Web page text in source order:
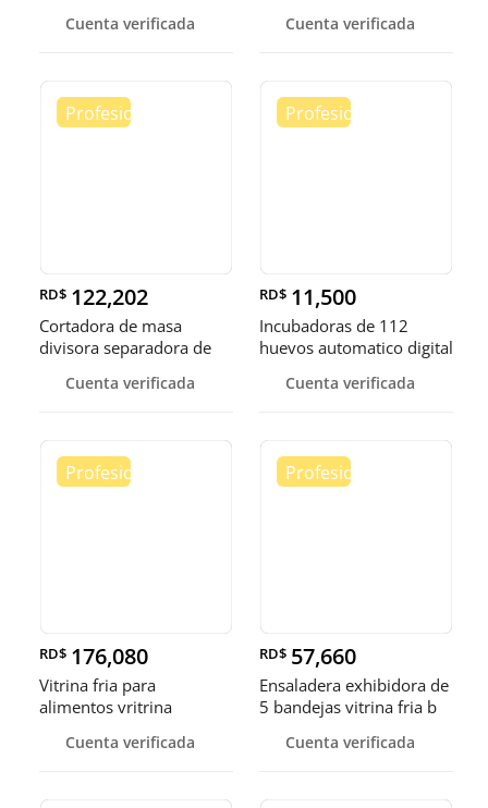
Cuenta verificada Cuenta verificada
RD$ 122,202
Cortadora de masa
divisora separadora de
Cuenta verificada
RD$ 11,500
Incubadoras de 112
huevos automatico digital
Cuenta verificada
RD$ 176,080
Vitrina fria para
alimentos vritrina
Cuenta verificada
RD$ 57,660
Ensaladera exhibidora de
5 bandejas vitrina fria b
Cuenta verificada